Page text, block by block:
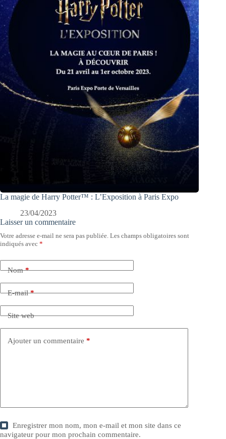
La magie de Harry Potter™ : L’Exposition à Paris Expo
23/04/2023
Laisser un commentaire
Votre adresse e-mail ne sera pas publiée. Les champs obligatoires sont
indiqués avec *
Nom*
E-mail*
Site web
Ajouter un commentaire *
Enregistrer mon nom, mon e-mail et mon site dans ce
navigateur pour mon prochain commentaire.